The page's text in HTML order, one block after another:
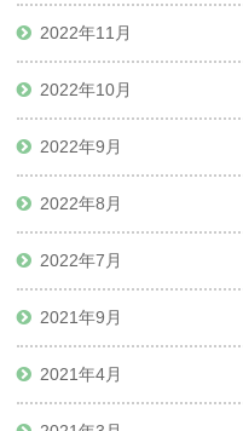
2022年11月
2022年10月
2022年9月
2022年8月
2022年7月
2021年9月
2021年4月